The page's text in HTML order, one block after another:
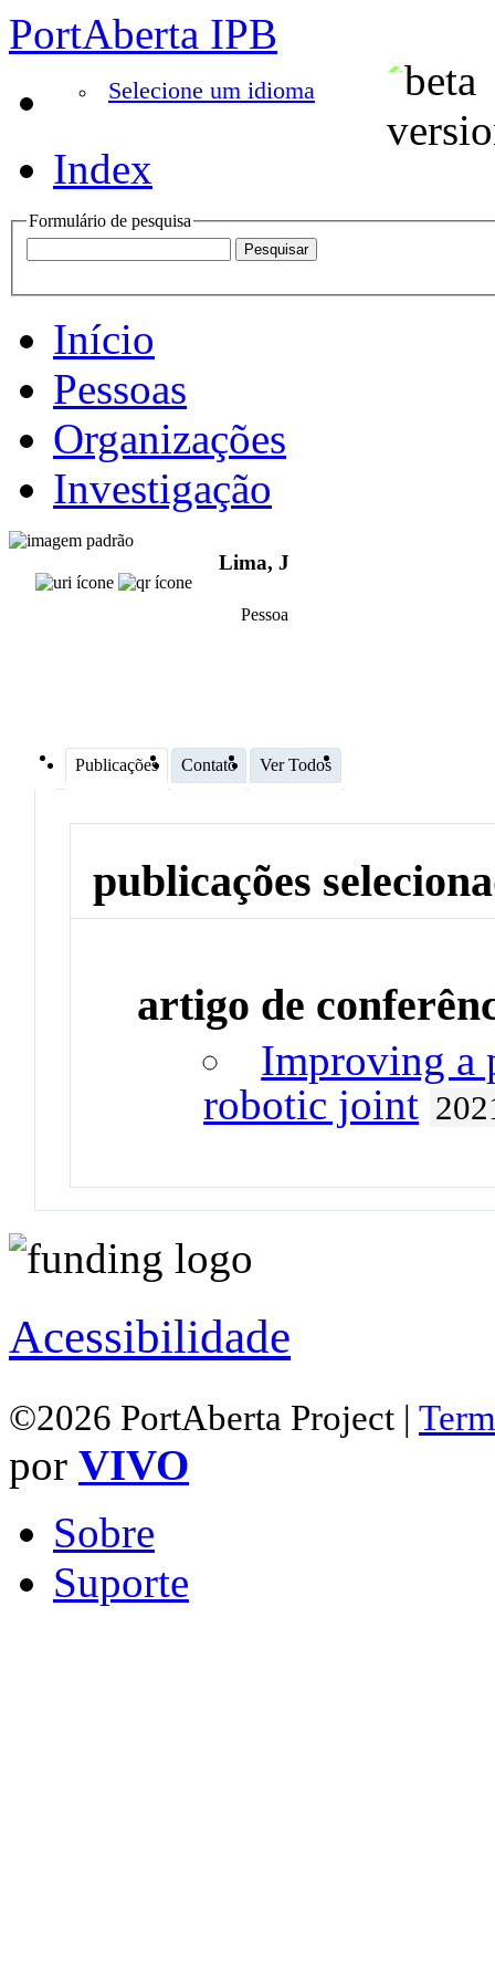
PortAberta IPB
Selecione um idioma
Index
Formulário de pesquisa
Início
Pessoas
Organizações
Investigação
Lima, J
Pessoa
Publicações Contato Ver Todos
publicações
artigo de
Improving a
robotic joint
Acessibilidade
©2026 PortAberta Project |
por VIVO
Sobre
Suporte